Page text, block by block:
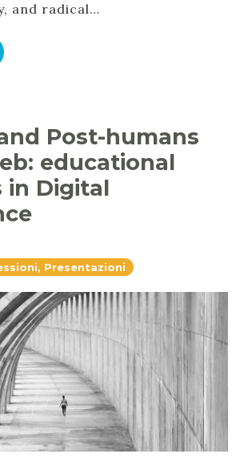
and radical…
Post-humans
educational
in Digital
Presentazioni